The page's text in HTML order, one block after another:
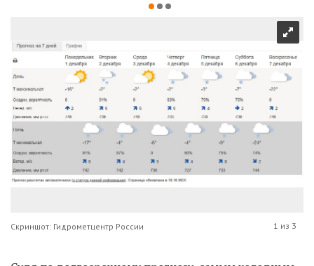
Скриншот: Гидрометцентр России 1 из 3